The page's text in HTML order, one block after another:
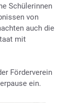
Schülerinnen
von
auch die
mit
Förderverein
ein.